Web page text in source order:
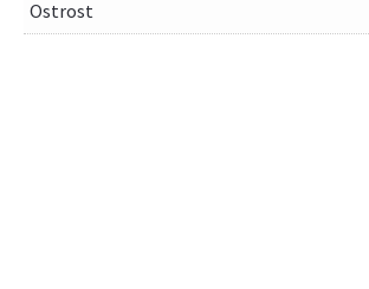
Ostrost